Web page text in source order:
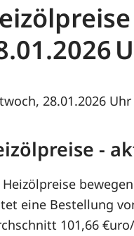
28.01.2026
-
Heizölpreise
eine Bestellung
101,66